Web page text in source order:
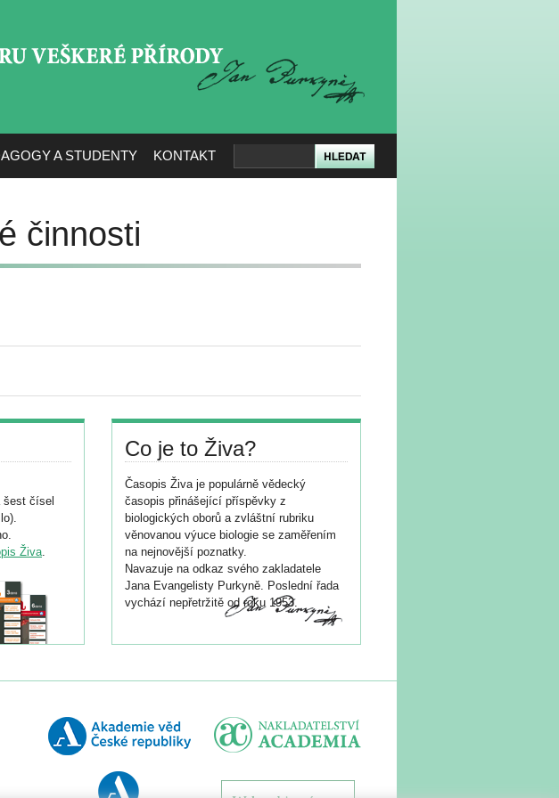
A STUDENTY KONTAKT
činnosti
šest čísel
Živa.
Co je to Živa?
Časopis Živa je populárně vědecký
časopis přinášející příspěvky z
biologických oborů a zvláštní rubriku
věnovanou výuce biologie se zaměřením
na nejnovější poznatky.
Navazuje na odkaz svého zakladatele
Jana Evangelisty Purkyně. Poslední řada
vychází nepřetržitě od roku 1953.